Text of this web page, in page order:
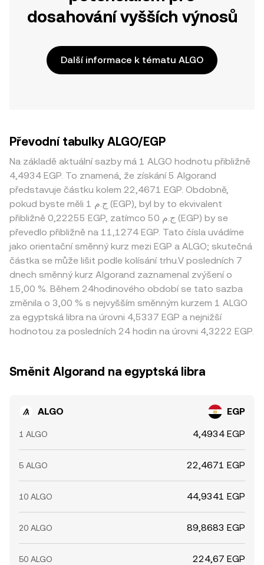
dosahování vyšších výnosů
Další informace k tématu ALGO
Převodní tabulky ALGO/EGP
Na základě aktuální sazby má 1 ALGO hodnotu přibližně
4,4934 EGP. To znamená, že získání 5 Algorand
představuje částku kolem 22,4671 EGP. Obdobně,
pokud byste měli 1 ج.م (EGP), byl by to ekvivalent
přibližně 0,22255 EGP, zatímco 50 ج.م (EGP) by se
převedlo přibližně na 11,1274 EGP. Tato čísla uvádíme
jako orientační směnný kurz mezi EGP a ALGO; skutečná
částka se může lišit podle kolísání trhu.V posledních 7
dnech směnný kurz Algorand zaznamenal zvýšení o
15,00 %. Během 24hodinového období se tato sazba
změnila o 3,00 % s nejvyšším směnným kurzem 1 ALGO
za egyptská libra na úrovni 4,5337 EGP a nejnižší
hodnotou za posledních 24 hodin na úrovni 4,3222 EGP.
Směnit Algorand na egyptská libra
ALGO EGP
1 ALGO 4,4934 EGP
5 ALGO 22,4671 EGP
10 ALGO 44,9341 EGP
20 ALGO 89,8683 EGP
50 ALGO 224,67 EGP